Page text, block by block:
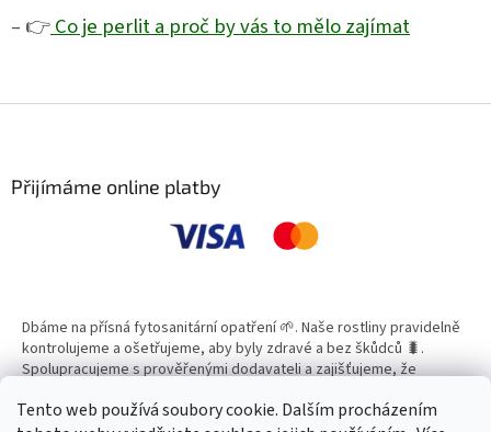
Tento web používá soubory cookie. Dalším procházením
– 👉Co je perlit a proč by vás to mělo zajímat
Přijímáme online platby
Dbáme na přísná fytosanitární opatření 🌱. Naše rostliny pravidelně
kontrolujeme a ošetřujeme, aby byly zdravé a bez škůdců 🐛.
Spolupracujeme s prověřenými dodavateli a zajišťujeme, že